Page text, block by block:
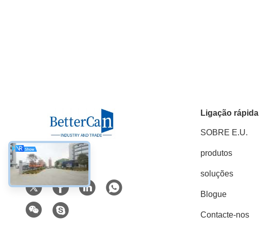
Redes Sociais
Ligação rápida
SOBRE E.U.
produtos
soluções
Blogue
Contacte-nos